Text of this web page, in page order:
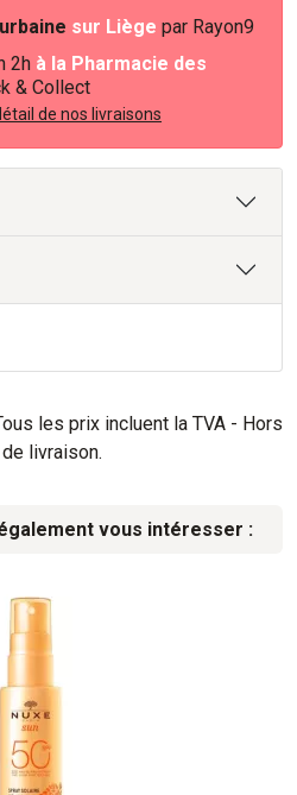
sur Liège par Rayon9
2h à la Pharmacie des
& Collect
de nos livraisons
les prix incluent la TVA - Hors
livraison.
vous intéresser :